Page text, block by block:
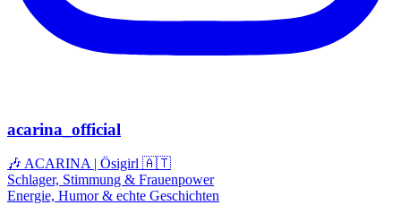
acarina_official
🎶 ACARINA | Ösigirl 🇦🇹
Schlager, Stimmung & Frauenpower
Energie, Humor & echte Geschichten